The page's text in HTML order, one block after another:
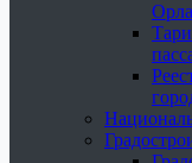
Орла